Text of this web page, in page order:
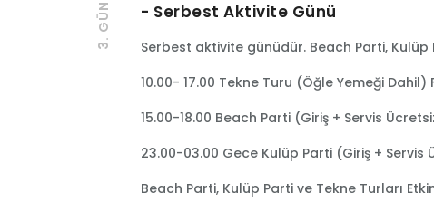
3. GÜN - Serbest Aktivite Günü
Serbest aktivite günüdür. Beach Parti,
10.00- 17.00 Tekne Turu (Öğle Yemeği
15.00-18.00 Beach Parti (Giriş + Servis
23.00-03.00 Gece Kulüp Parti (Giriş + Servis
Beach Parti, Kulüp Parti ve Tekne Turları